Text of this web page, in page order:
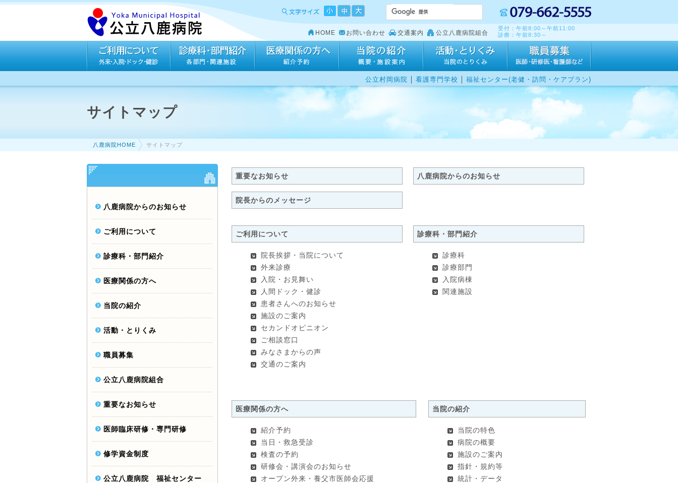
HOME お問い合わせ 交通案内 公立八鹿病院組合
受付：午前8:00～午前11:00
診療：午前8:30～
公立村岡病院 ｜ 看護専門学校 ｜ 福祉センター(老健・訪問・ケアプラン)
サイトマップ
八鹿病院HOME サイトマップ
重要なお知らせ 八鹿病院からのお知らせ
院長からのメッセージ
ご利用について
院長挨拶・当院について
外来診療
入院・お見舞い
人間ドック・健診
患者さんへのお知らせ
施設のご案内
セカンドオピニオン
ご相談窓口
みなさまからの声
交通のご案内
診療科・部門紹介
診療科
診療部門
入院病棟
関連施設
医療関係の方へ
紹介予約
当日・救急受診
検査の予約
研修会・講演会のお知らせ
オープン外来・養父市医師会応援
当院の紹介
当院の特色
病院の概要
施設のご案内
指針・規約等
統計・データ
八鹿病院からのお知らせ
ご利用について
診療科・部門紹介
医療関係の方へ
当院の紹介
活動・とりくみ
職員募集
公立八鹿病院組合
重要なお知らせ
医師臨床研修・専門研修
修学資金制度
公立八鹿病院 福祉センター